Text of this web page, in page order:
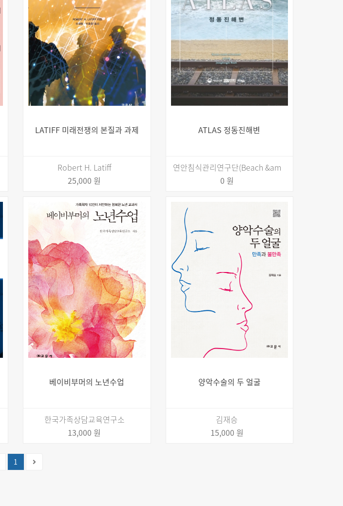
LATIFF 미래전쟁의 본질과 과제
Robert H. Latiff
25,000 원
ATLAS 정동진해변
연안침식관리연구단(Beach &am
0 원
베이비부머의 노년수업
한국가족상담교육연구소
13,000 원
양악수술의 두 얼굴
김재승
15,000 원
1 (current)